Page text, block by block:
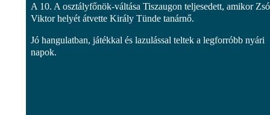
A 10. A osztályfőnök-váltása Tiszaugon teljesedett, amikor
Viktor helyét átvette Király Tünde tanárnő.
Jó hangulatban, játékkal és lazulással teltek a legforróbb nyári
napok.